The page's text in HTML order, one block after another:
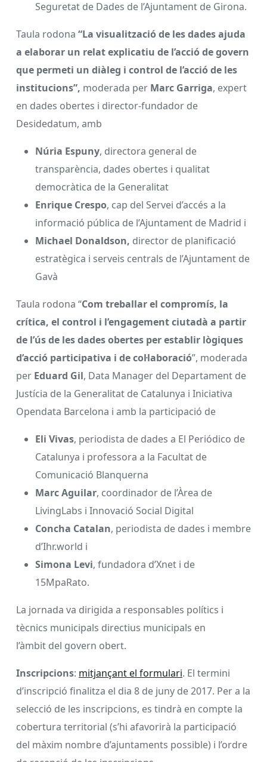
Seguretat de Dades de l’Ajuntament de Girona.
Taula rodona “La visualització de les dades ajuda
a elaborar un relat explicatiu de l’acció de govern
que permeti un diàleg i control de l’acció de les
institucions”, moderada per Marc Garriga, expert
en dades obertes i director-fundador de
Desidedatum, amb
Núria Espuny, directora general de
transparència, dades obertes i qualitat
democràtica de la Generalitat
Enrique Crespo, cap del Servei d’accés a la
informació pública de l’Ajuntament de Madrid i
Michael Donaldson, director de planificació
estratègica i serveis centrals de l’Ajuntament de
Gavà
Taula rodona “Com treballar el compromís, la
crítica, el control i l’engagement ciutadà a partir
de l’ús de les dades obertes per establir lògiques
d’acció participativa i de col·laboració”, moderada
per Eduard Gil, Data Manager del Departament de
Justícia de la Generalitat de Catalunya i Iniciativa
Opendata Barcelona i amb la participació de
Eli Vivas, periodista de dades a El Periódico de
Catalunya i professora a la Facultat de
Comunicació Blanquerna
Marc Aguilar, coordinador de l’Àrea de
LivingLabs i Innovació Social Digital
Concha Catalan, periodista de dades i membre
d’Ihr.world i
Simona Levi, fundadora d’Xnet i de
15MpaRato.
La jornada va dirigida a responsables polítics i
tècnics municipals directius municipals en
l’àmbit del govern obert.
Inscripcions: mitjançant el formulari. El termini
d’inscripció finalitza el dia 8 de juny de 2017. Per a la
selecció de les inscripcions, es tindrà en compte la
cobertura territorial (s’hi afavorirà la participació
del màxim nombre d’ajuntaments possible) i l’ordre